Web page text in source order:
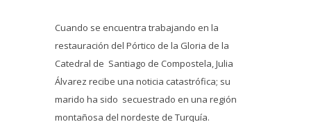
Cuando se encuentra trabajando en la
restauración del Pórtico de la Gloria de la
Catedral de Santiago de Compostela, Julia
Álvarez recibe una noticia catastrófica; su
marido ha sido secuestrado en una región
montañosa del nordeste de Turquía.